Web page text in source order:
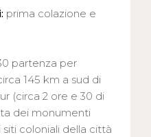
prima colazione e
partenza per
145 km a sud di
(circa 2 ore e 30 di
dei monumenti
coloniali della città